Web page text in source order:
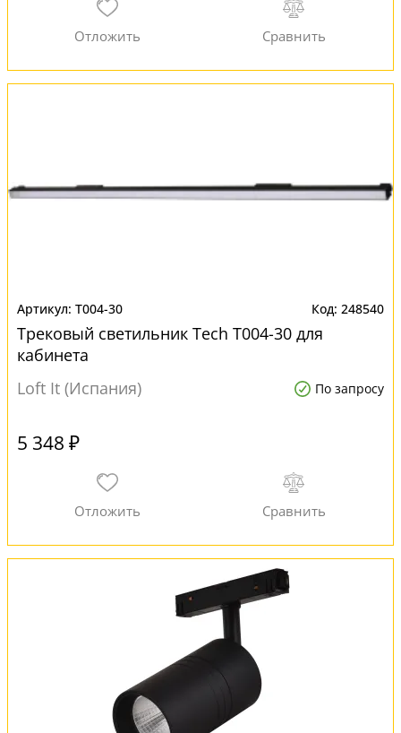
T004-30 248540
Трековый светильник Tech T004-30 для
кабинета
Loft It (Испания)
По запросу
5 348 ₽